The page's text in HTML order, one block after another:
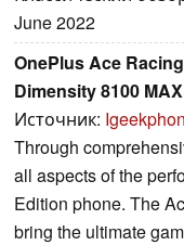
June 2022
OnePlus Ace
Dimensity 8100 MAX
Источник:
Through
all aspects of the
Edition phone. The
bring the ultimate